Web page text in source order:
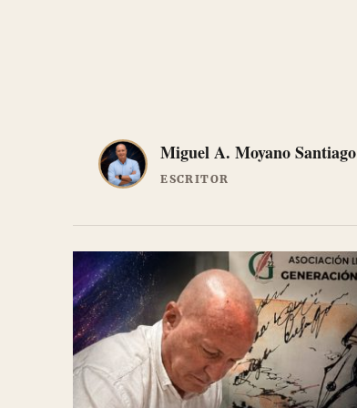
Miguel A. Moyano Santiago